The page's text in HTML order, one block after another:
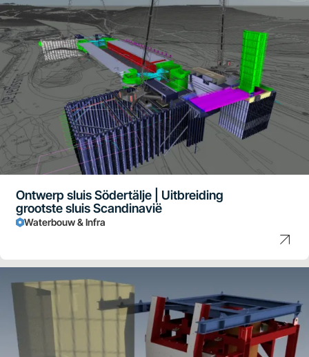
Ontwerp sluis Södertälje | Uitbreiding
grootste sluis Scandinavië
Waterbouw & Infra